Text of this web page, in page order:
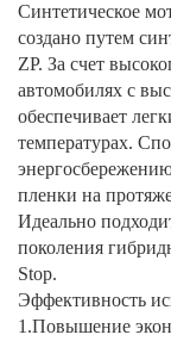
Синтетическое
создано путем
ZP. За счет
автомобилях с
обеспечивает
температурах.
пленки на
Идеально
поколения
Stop.
Эффективность
1.Повышение